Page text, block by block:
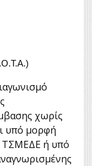
χωρίς
υπό μορφή
ΤΣΜΕΔΕ ή υπό